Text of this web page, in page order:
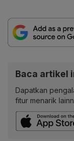
Baca artikel
Dapatkan
fitur menarik